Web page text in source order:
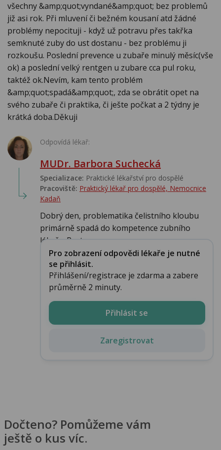
všechny &amp;quot;vyndané&amp;quot; bez problemů
již asi rok. Při mluvení či bežném kousaní atd žádné
problémy nepocituji - když už potravu přes takřka
semknuté zuby do ust dostanu - bez problému ji
rozkoušu. Poslední prevence u zubaře minulý měsíc(vše
ok) a poslední velký rentgen u zubare cca pul roku,
taktéž ok.Nevím, kam tento problém
&amp;quot;spadá&amp;quot;, zda se obrátit opet na
svého zubaře či praktika, či ješte počkat a 2 týdny je
krátká doba.Děkuji
Odpovídá lékař:
MUDr. Barbora Suchecká
Specializace: Praktické lékařství pro dospělé
Pracoviště: Praktický lékař pro dospělé, Nemocnice
Kadaň
Dobrý den, problematika čelistního kloubu
primárně spadá do kompetence zubního
lékaře. Prot...
Pro zobrazení odpovědi lékaře je nutné
se přihlásit.
Přihlášení/registrace je zdarma a zabere
průměrně 2 minuty.
Přihlásit se
Zaregistrovat
Dočteno? Pomůžeme vám
ještě o kus víc.